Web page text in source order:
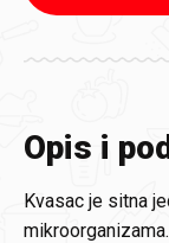
Opis i
Kvasac je sitna
mikroorganizama.